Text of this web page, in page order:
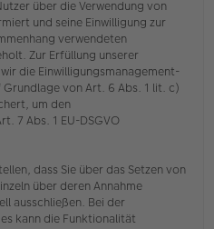
über die Verwendung von
und seine Einwilligung zur
verwendeten
Zur Erfüllung unserer
die Einwilligungsmanagement-
von Art. 6 Abs. 1 lit. c)
um den
7 Abs. 1 EU-DSGVO
dass Sie über das Setzen von
über deren Annahme
ausschließen. Bei der
kann die Funktionalität